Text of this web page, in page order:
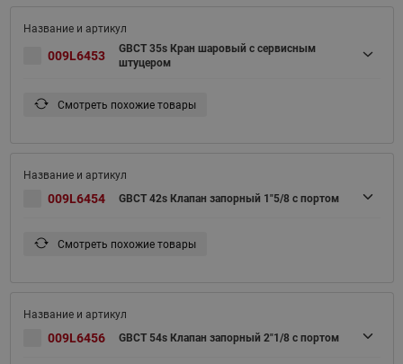
009L6453
GBCT 35s Кран шаровый с сервисным
штуцером
Смотреть похожие товары
009L6454 GBCT 42s Клапан запорный 1"5/8 с портом
Смотреть похожие товары
009L6456 GBCT 54s Клапан запорный 2"1/8 с портом